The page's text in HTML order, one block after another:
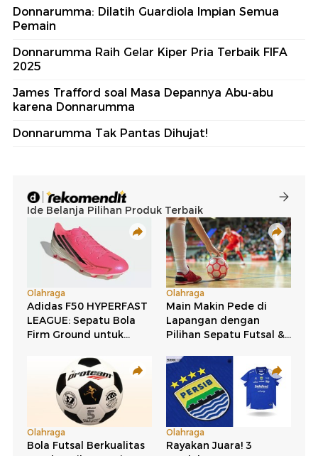
Donnarumma: Dilatih Guardiola Impian Semua
Pemain
Donnarumma Raih Gelar Kiper Pria Terbaik FIFA
2025
James Trafford soal Masa Depannya Abu-abu
karena Donnarumma
Donnarumma Tak Pantas Dihujat!